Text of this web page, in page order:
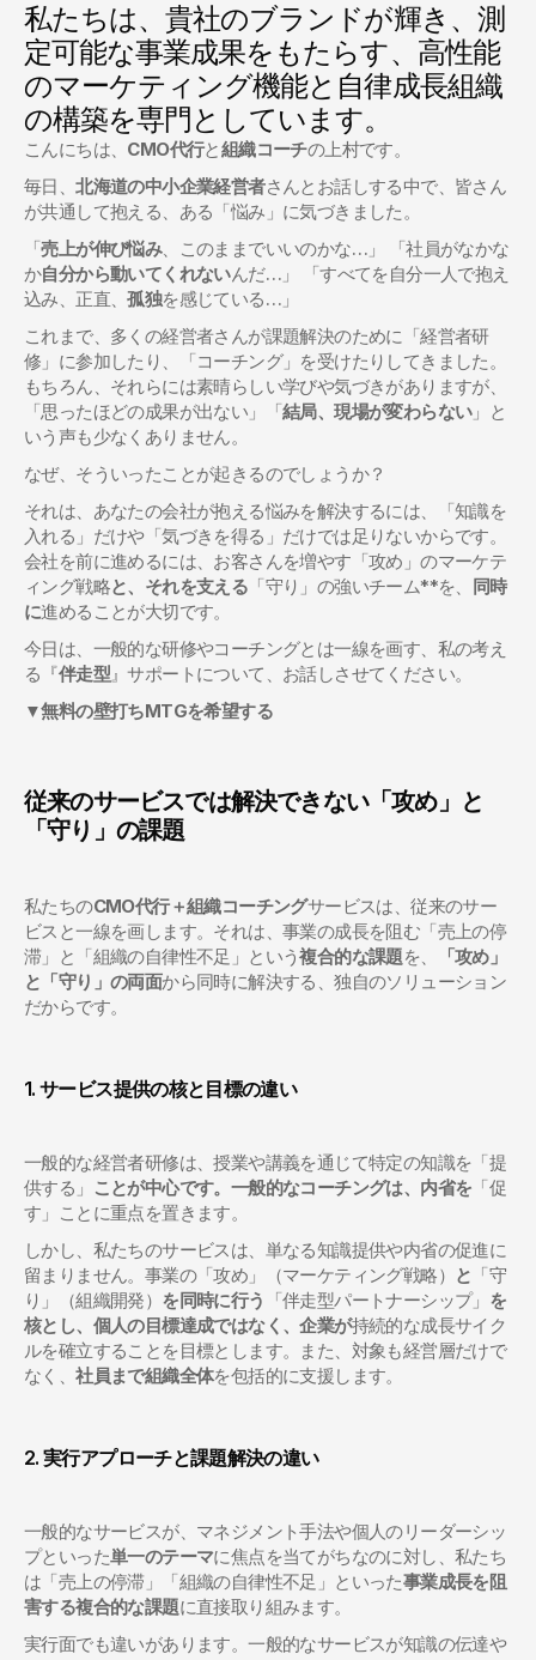
私たちは、貴社のブランドが輝き、測
定可能な事業成果をもたらす、高性能
のマーケティング機能と自律成長組織
の構築を専門としています。
こんにちは、 CMO代行と組織コーチの上村です。
毎日、北海道の中小企業経営者さんとお話しする中で、皆さん
が共通して抱える、ある「悩み」に気づきました。
「売上が伸び悩み、このままでいいのかな…」 「社員がなかな
か自分から動いてくれないんだ…」 「すべてを自分一人で抱え
込み、正直、孤独を感じている…」
これまで、多くの経営者さんが課題解決のために「経営者研
修」に参加したり、「コーチング」を受けたりしてきました。
もちろん、それらには素晴らしい学びや気づきがありますが、
「思ったほどの成果が出ない」「結局、現場が変わらない」と
いう声も少なくありません。
なぜ、そういったことが起きるのでしょうか？
それは、あなたの会社が抱える悩みを解決するには、「知識を
入れる」だけや「気づきを得る」だけでは足りないからです。
会社を前に進めるには、お客さんを増やす「攻め」のマーケテ
ィング戦略と、それを支える 「守り」の強いチーム**を、 同時
に進めることが大切です。
今日は、一般的な研修やコーチングとは一線を画す、私の考え
る『伴走型』サポートについて、お話しさせてください。
▼無料の壁打ちMTGを希望する
従来のサービスでは解決できない「攻め」と
「守り」の課題
私たちのCMO代行＋組織コーチングサービスは、従来のサー
ビスと一線を画します。それは、事業の成長を阻む「売上の停
滞」と「組織の自律性不足」という複合的な課題を、
「攻め」
と「守り」の両面から同時に解決する、独自のソリューション
だからです。
1. サービス提供の核と目標の違い
一般的な経営者研修は、授業や講義を通じて特定の知識を「提
供する」 ことが中心です。一般的なコーチングは、内省を 「促
す」ことに重点を置きます。
しかし、私たちのサービスは、単なる知識提供や内省の促進に
留まりません。事業の「攻め」（マーケティング戦略） と 「守
り」（組織開発） を同時に行う 「伴走型パートナーシップ」 を
核とし、個人の目標達成ではなく、企業が持続的な成長サイク
ルを確立することを目標とします。また、対象も経営層だけで
なく、社員まで組織全体を包括的に支援します。
2. 実行アプローチと課題解決の違い
一般的なサービスが、マネジメント手法や個人のリーダーシッ
プといった単一のテーマに焦点を当てがちなのに対し、私たち
は「売上の停滞」「組織の自律性不足」といった事業成長を阻
害する複合的な課題に直接取り組みます。
実行面でも違いがあります。一般的なサービスが知識の伝達や